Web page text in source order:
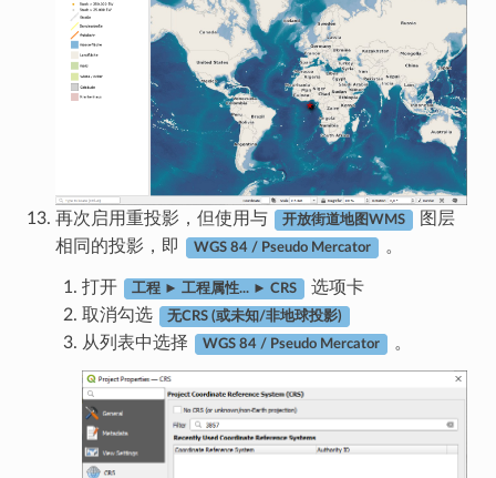
再次启用重投影，但使用与 开放街道地图WMS
图层
相同的投影，即
WGS 84 / Pseudo Mercator 。
打开 工程 ► 工程属性... ► CRS
选项卡
取消勾选
无CRS (或未知/非地球投影)
从列表中选择 WGS 84 / Pseudo Mercator 。